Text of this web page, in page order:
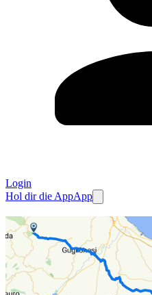
Login
Hol dir die AppApp